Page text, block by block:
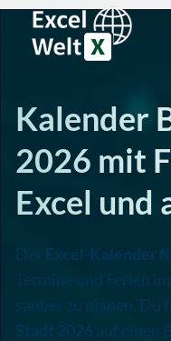
Kalender
2026 mit
Excel und
Der Excel-Kalender
Termine und Ferien im
sauber zu planen. Du
Stadt 2026auf einen